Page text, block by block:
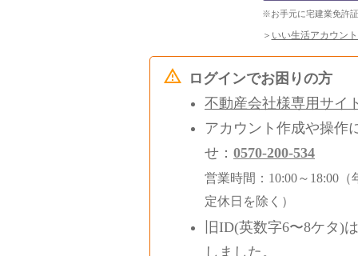
※お手元に宅建業免許
＞ いい生活アカウン
ログインでお困りの方
不動産会社様専用サイ
アカウント作成や操作
せ： 0570-200-534
営業時間：10:00～18:00
定休日を除く）
旧ID(英数字6〜8ケタ)は
しました。